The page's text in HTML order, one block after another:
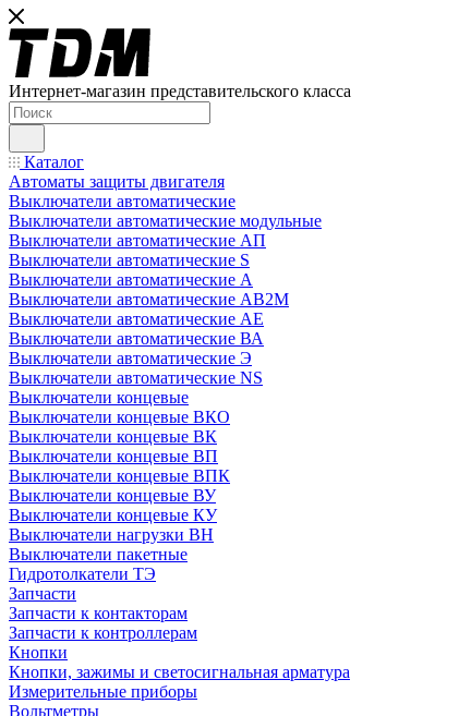
Интернет-магазин представительского класса
Каталог
Автоматы защиты двигателя
Выключатели автоматические
Выключатели автоматические модульные
Выключатели автоматические АП
Выключатели автоматические S
Выключатели автоматические А
Выключатели автоматические АВ2М
Выключатели автоматические АЕ
Выключатели автоматические ВА
Выключатели автоматические Э
Выключатели автоматические NS
Выключатели концевые
Выключатели концевые ВКО
Выключатели концевые ВК
Выключатели концевые ВП
Выключатели концевые ВПК
Выключатели концевые ВУ
Выключатели концевые КУ
Выключатели нагрузки ВН
Выключатели пакетные
Гидротолкатели ТЭ
Запчасти
Запчасти к контакторам
Запчасти к контроллерам
Кнопки
Кнопки, зажимы и светосигнальная арматура
Измерительные приборы
Вольтметры